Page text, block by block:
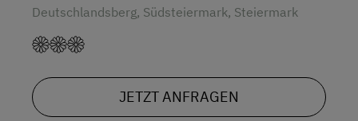
Deutschlandsberg, Südsteiermark, Steiermark
JETZT ANFRAGEN